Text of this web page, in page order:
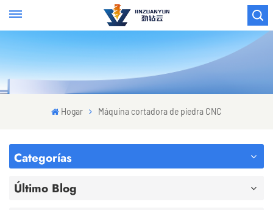
Hogar Máquina cortadora de piedra CNC
Categorías
Último Blog